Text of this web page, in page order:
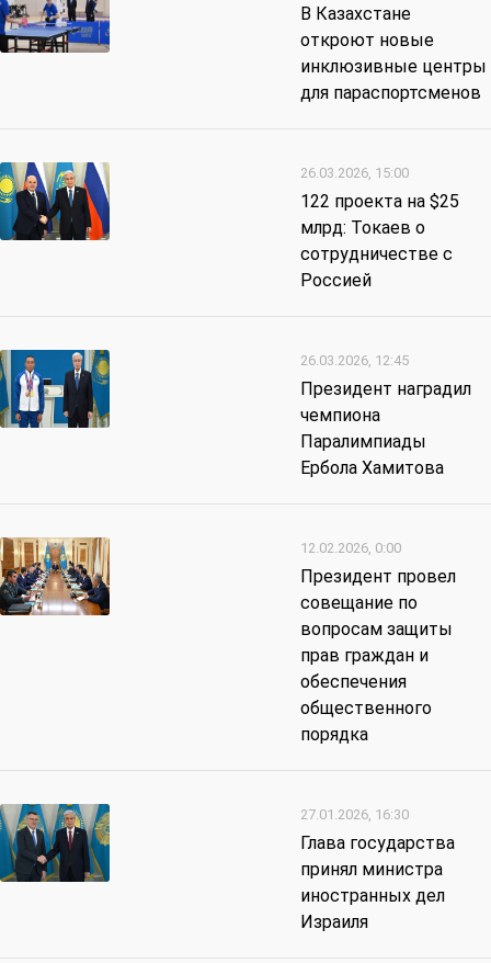
В Казахстане
откроют новые
инклюзивные центры
для параспортсменов
26.03.2026, 15:00
122 проекта на $25
млрд: Токаев о
сотрудничестве с
Россией
26.03.2026, 12:45
Президент наградил
чемпиона
Паралимпиады
Ербола Хамитова
12.02.2026, 0:00
Президент провел
совещание по
вопросам защиты
прав граждан и
обеспечения
общественного
порядка
27.01.2026, 16:30
Глава государства
принял министра
иностранных дел
Израиля